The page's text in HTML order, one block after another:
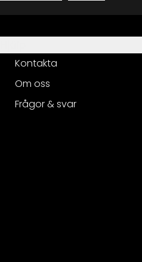
Kontakta
Om oss
Frågor & svar